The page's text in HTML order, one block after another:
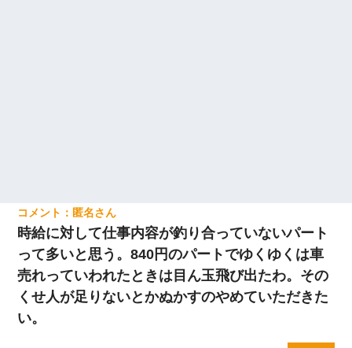
匿名
時給に対して仕事内容が釣り合っていないパート
って多いと思う。840円のパートでゆくゆくは車
売れっていわれたときは目ん玉飛び出たわ。その
くせ人が足りないとかぬかすのやめていただきた
い。